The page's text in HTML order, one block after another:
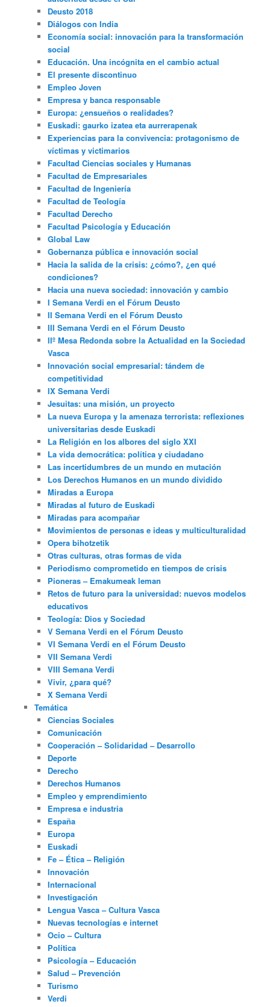
Deusto 2018
Diálogos con India
Economía social: innovación para la transformación
social
Educación. Una incógnita en el cambio actual
El presente discontinuo
Empleo Joven
Empresa y banca responsable
Europa: ¿ensueños o realidades?
Euskadi: gaurko izatea eta aurrerapenak
Experiencias para la convivencia: protagonismo de
víctimas y victimarios
Facultad Ciencias sociales y Humanas
Facultad de Empresariales
Facultad de Ingeniería
Facultad de Teología
Facultad Derecho
Facultad Psicología y Educación
Global Law
Gobernanza pública e innovación social
Hacia la salida de la crisis: ¿cómo?, ¿en qué
condiciones?
Hacia una nueva sociedad: innovación y cambio
I Semana Verdi en el Fórum Deusto
II Semana Verdi en el Fórum Deusto
III Semana Verdi en el Fórum Deusto
IIº Mesa Redonda sobre la Actualidad en la Sociedad
Vasca
Innovación social empresarial: tándem de
competitividad
IX Semana Verdi
Jesuitas: una misión, un proyecto
La nueva Europa y la amenaza terrorista: reflexiones
universitarias desde Euskadi
La Religión en los albores del siglo XXI
La vida democrática: política y ciudadano
Las incertidumbres de un mundo en mutación
Los Derechos Humanos en un mundo dividido
Miradas a Europa
Miradas al futuro de Euskadi
Miradas para acompañar
Movimientos de personas e ideas y multiculturalidad
Opera bihotzetik
Otras culturas, otras formas de vida
Periodismo comprometido en tiempos de crisis
Pioneras – Emakumeak leman
Retos de futuro para la universidad: nuevos modelos
educativos
Teología: Dios y Sociedad
V Semana Verdi en el Fórum Deusto
VI Semana Verdi en el Fórum Deusto
VII Semana Verdi
VIII Semana Verdi
Vivir, ¿para qué?
X Semana Verdi
Temática
Ciencias Sociales
Comunicación
Cooperación – Solidaridad – Desarrollo
Deporte
Derecho
Derechos Humanos
Empleo y emprendimiento
Empresa e industria
España
Europa
Euskadi
Fe – Ética – Religión
Innovación
Internacional
Investigación
Lengua Vasca – Cultura Vasca
Nuevas tecnologías e internet
Ocio – Cultura
Política
Psicología – Educación
Salud – Prevención
Turismo
Verdi